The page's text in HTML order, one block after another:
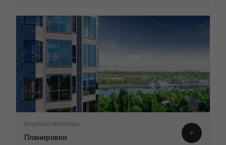
Видовые квартиры
Планировки